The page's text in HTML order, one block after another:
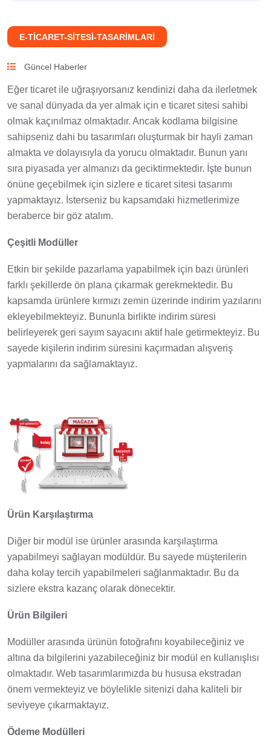
E-TICARET-SITESI-TASARIMLARI
Güncel Haberler
Eğer ticaret ile uğraşıyorsanız kendinizi daha da ilerletmek
ve sanal dünyada da yer almak için e ticaret sitesi sahibi
olmak kaçınılmaz olmaktadır. Ancak kodlama bilgisine
sahipseniz dahi bu tasarımları oluşturmak bir hayli zaman
almakta ve dolayısıyla da yorucu olmaktadır. Bunun yanı
sıra piyasada yer almanızı da geciktirmektedir. İşte bunun
önüne geçebilmek için sizlere e ticaret sitesi tasarımı
yapmaktayız. İsterseniz bu kapsamdaki hizmetlerimize
beraberce bir göz atalım.
Çeşitli Modüller
Etkin bir şekilde pazarlama yapabilmek için bazı ürünleri
farklı şekillerde ön plana çıkarmak gerekmektedir. Bu
kapsamda ürünlere kırmızı zemin üzerinde indirim yazılarını
ekleyebilmekteyiz. Bununla birlikte indirim süresi
belirleyerek geri sayım sayacını aktif hale getirmekteyiz. Bu
sayede kişilerin indirim süresini kaçırmadan alışveriş
yapmalarını da sağlamaktayız.
Ürün Karşılaştırma
Diğer bir modül ise ürünler arasında karşılaştırma
yapabilmeyi sağlayan modüldür. Bu sayede müşterilerin
daha kolay tercih yapabilmeleri sağlanmaktadır. Bu da
sizlere ekstra kazanç olarak dönecektir.
Ürün Bilgileri
Modüller arasında ürünün fotoğrafını koyabileceğiniz ve
altına da bilgilerini yazabileceğiniz bir modül en kullanışlısı
olmaktadır. Web tasarımlarımızda bu hususa ekstradan
önem vermekteyiz ve böylelikle sitenizi daha kaliteli bir
seviyeye çıkarmaktayız.
Ödeme Modülleri